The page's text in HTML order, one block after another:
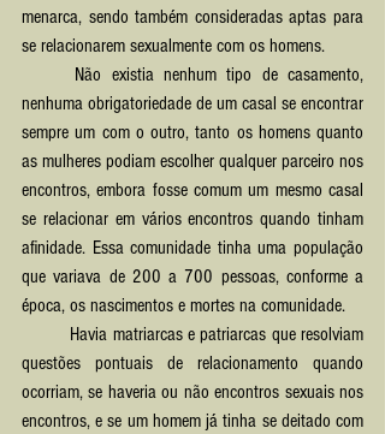
menarca, sendo também consideradas aptas para
se relacionarem sexualmente com os homens.
nenhuma obrigatoriedade de um casal se encontrar
sempre um com o outro, tanto os homens quanto
as mulheres podiam escolher qualquer parceiro nos
encontros, embora fosse comum um mesmo casal
se relacionar em vários encontros quando tinham
afinidade. Essa comunidade tinha uma população
que variava de 200 a 700 pessoas, conforme a
época, os nascimentos e mortes na comunidade.
questões pontuais de relacionamento quando
ocorriam, se haveria ou não encontros sexuais nos
encontros, e se um homem já tinha se deitado com